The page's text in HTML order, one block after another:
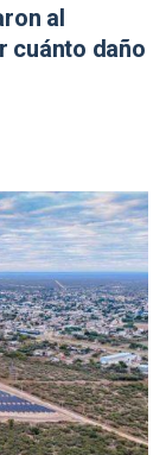
al
cuánto daño